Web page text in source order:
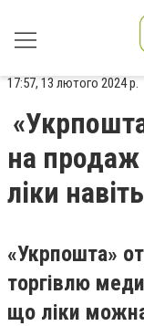
17:57, 13 лютого 2024 р.
на продаж
ліки
«Укрпошта»
торгівлю
що ліки